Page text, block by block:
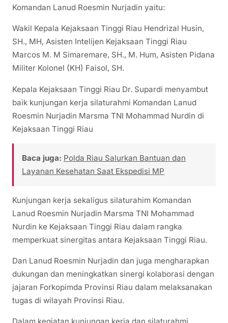
Komandan Lanud Roesmin Nurjadin yaitu:
Wakil Kepala Kejaksaan Tinggi Riau Hendrizal Husin,
SH., MH, Asisten Intelijen Kejaksaan Tinggi Riau
Marcos M. M Simaremare, SH., M. Hum, Asisten Pidana
Militer Kolonel (KH) Faisol, SH.
Kepala Kejaksaan Tinggi Riau Dr. Supardi menyambut
baik kunjungan kerja silaturahmi Komandan Lanud
Roesmin Nurjadin Marsma TNI Mohammad Nurdin di
Kejaksaan Tinggi Riau
Baca juga: Polda Riau Salurkan Bantuan dan
Layanan Kesehatan Saat Ekspedisi MP
Kunjungan kerja sekaligus silaturahim Komandan
Lanud Roesmin Nurjadin Marsma TNI Mohammad
Nurdin ke Kejaksaan Tinggi Riau dalam rangka
memperkuat sinergitas antara Kejaksaan Tinggi Riau.
Dan Lanud Roesmin Nurjadin dan juga mengharapkan
dukungan dan meningkatkan sinergi kolaborasi dengan
jajaran Forkopimda Provinsi Riau dalam melaksanakan
tugas di wilayah Provinsi Riau.